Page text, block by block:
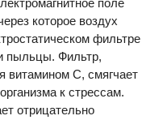
поле
которое воздух
фильтре
пыльцы. Фильтр,
С, смягчает
к стрессам.
отрицательно